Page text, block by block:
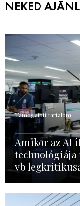
NEKED
Támogatott tartalom
Amikor az AI
technológiája
vb